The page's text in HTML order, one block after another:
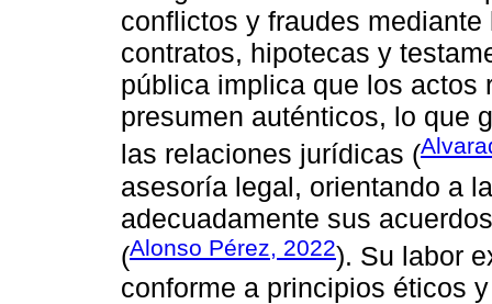
conflictos y fraudes
contratos, hipotecas y
pública implica que los actos
presumen auténticos, lo que
las relaciones jurídicas (
asesoría legal, orientando a
adecuadamente sus
(Alonso Pérez, 2022). Su labor
conforme a principios éticos